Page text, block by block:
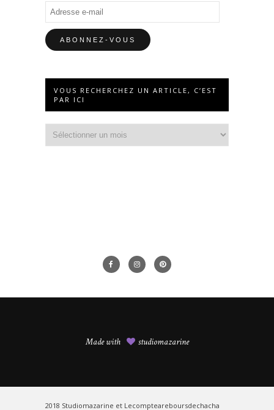
Adresse
e-
mail
VOUS RECHERCHEZ UN ARTICLE, C’EST
PAR ICI
Vous
Made with studiomazarine
2018 Studiomazarine et Lecompteareboursdechacha